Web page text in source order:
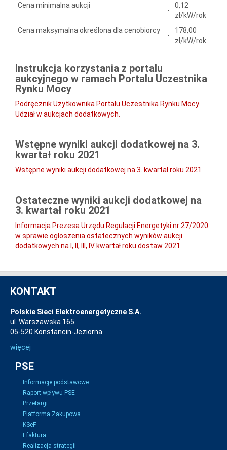
Cena minimalna aukcji
-
0,12
zł/kW/rok
Cena maksymalna określona dla cenobiorcy
-
178,00
zł/kW/rok
Instrukcja korzystania z portalu
aukcyjnego w ramach Portalu Uczestnika
Rynku Mocy
Podręcznik Użytkownika Portalu Uczestnika Rynku Mocy.
Udział w aukcjach dodatkowych.
Wstępne wyniki aukcji dodatkowej na 3.
kwartał roku 2021
Wstępne wyniki aukcji dodatkowej na 3. kwartał roku 2021
Ostateczne wyniki aukcji dodatkowej na
3. kwartał roku 2021
Informacja Prezesa Urzędu Regulacji Energetyki nr 27/2020
w sprawie ogłoszenia ostatecznych wyników aukcji
dodatkowych na I, II, III, IV kwartał roku dostaw 2021
KONTAKT
Polskie Sieci Elektroenergetyczne S.A.
ul. Warszawska 165
05-520 Konstancin-Jeziorna
więcej
PSE
Informacje podstawowe
Raport wpływu PSE
Przetargi
Platforma Zakupowa
KSeF
Efaktura
Realizacja strategii